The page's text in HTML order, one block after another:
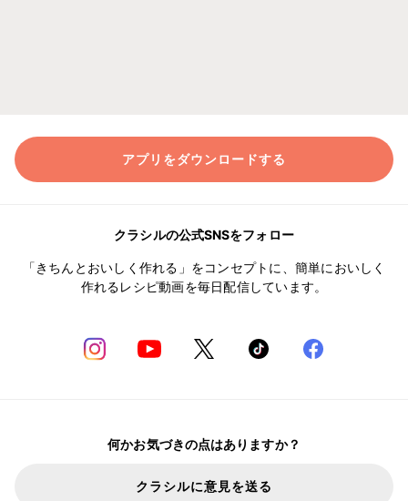
アプリをダウンロードする
クラシルの公式SNSをフォロー
「きちんとおいしく作れる」をコンセプトに、簡単においしく
作れるレシピ動画を毎日配信しています。
何かお気づきの点はありますか？
クラシルに意見を送る